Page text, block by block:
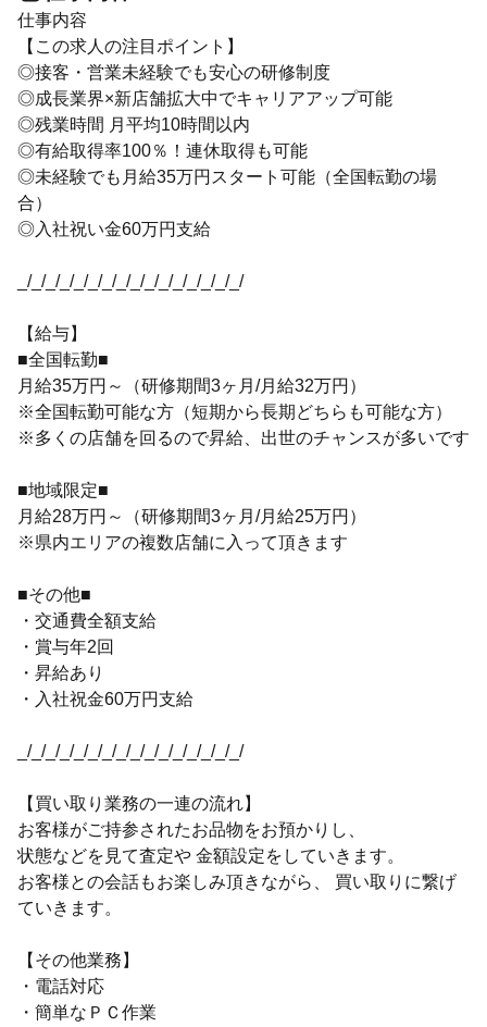
仕事内容
【この求人の注目ポイント】
◎接客・営業未経験でも安心の研修制度
◎成長業界×新店舗拡大中でキャリアアップ可能
◎残業時間 月平均10時間以内
◎有給取得率100％！連休取得も可能
◎未経験でも月給35万円スタート可能（全国転勤の場
合）
◎入社祝い金60万円支給
_/_/_/_/_/_/_/_/_/_/_/_/_/_/_/_/
【給与】
■全国転勤■
月給35万円～（研修期間3ヶ月/月給32万円）
※全国転勤可能な方（短期から長期どちらも可能な方）
※多くの店舗を回るので昇給、出世のチャンスが多いです
■地域限定■
月給28万円～（研修期間3ヶ月/月給25万円）
※県内エリアの複数店舗に入って頂きます
■その他■
・交通費全額支給
・賞与年2回
・昇給あり
・入社祝金60万円支給
_/_/_/_/_/_/_/_/_/_/_/_/_/_/_/_/
【買い取り業務の一連の流れ】
お客様がご持参されたお品物をお預かりし、
状態などを見て査定や 金額設定をしていきます。
お客様との会話もお楽しみ頂きながら、 買い取りに繋げ
ていきます。
【その他業務】
・電話対応
・簡単なＰＣ作業